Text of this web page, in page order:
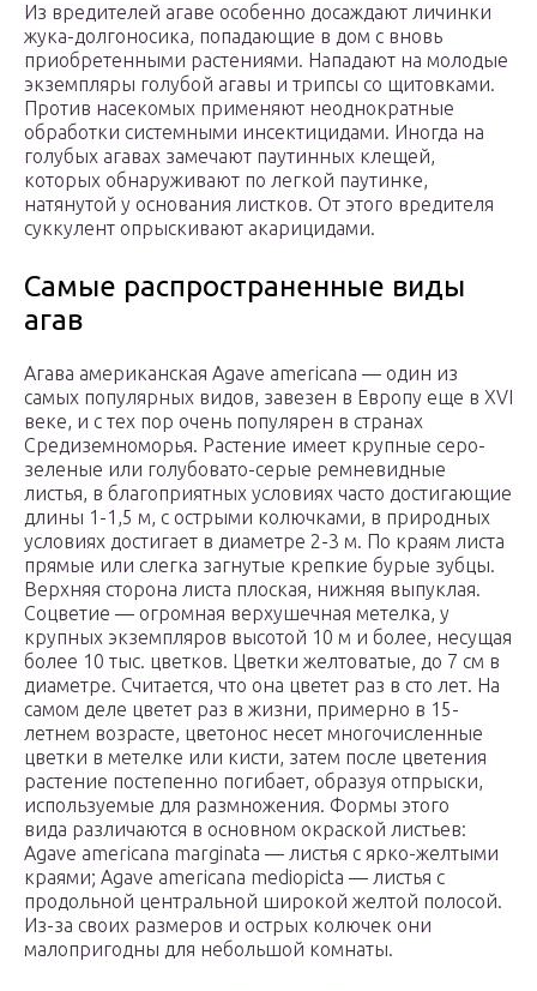
Из вредителей агаве особенно досаждают личинки
жука-долгоносика, попадающие в дом с вновь
приобретенными растениями. Нападают на молодые
экземпляры голубой агавы и трипсы со щитовками.
Против насекомых применяют неоднократные
обработки системными инсектицидами. Иногда на
голубых агавах замечают паутинных клещей,
которых обнаруживают по легкой паутинке,
натянутой у основания листков. От этого вредителя
суккулент опрыскивают акарицидами.
Самые распространенные виды
агав
Агава американская Agave americana — один из
самых популярных видов, завезен в Европу еще в XVI
веке, и с тех пор очень популярен в странах
Средиземноморья. Растение имеет крупные серо-
зеленые или голубовато-серые ремневидные
листья, в благоприятных условиях часто достигающие
длины 1-1,5 м, с острыми колючками, в природных
условиях достигает в диаметре 2-3 м. По краям листа
прямые или слегка загнутые крепкие бурые зубцы.
Верхняя сторона листа плоская, нижняя выпуклая.
Соцветие — огромная верхушечная метелка, у
крупных экземпляров высотой 10 м и более, несущая
более 10 тыс. цветков. Цветки желтоватые, до 7 см в
диаметре. Считается, что она цветет раз в сто лет. На
самом деле цветет раз в жизни, примерно в 15-
летнем возрасте, цветонос несет многочисленные
цветки в метелке или кисти, затем после цветения
растение постепенно погибает, образуя отпрыски,
используемые для размножения. Формы этого
вида различаются в основном окраской листьев:
Agave americana marginata — листья с ярко-желтыми
краями; Agave americana mediopicta — листья с
продольной центральной широкой желтой полосой.
Из-за своих размеров и острых колючек они
малопригодны для небольшой комнаты.